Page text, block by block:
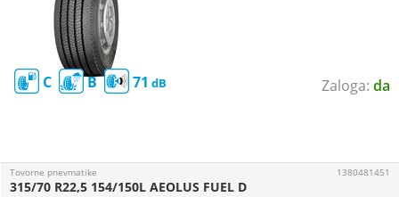
da
C B 71
Tovorne pnevmatike
315/70 R22,5 154/150L AEOLUS FUEL D
1380481451